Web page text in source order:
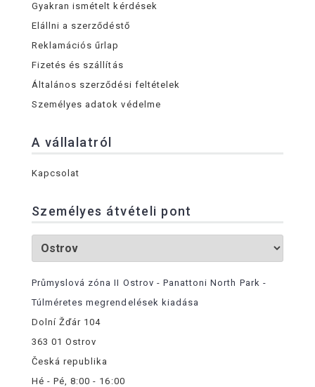
Gyakran ismételt kérdések
Elállni a szerződéstő
Reklamációs űrlap
Fizetés és szállítás
Általános szerződési feltételek
Személyes adatok védelme
A vállalatról
Kapcsolat
Személyes átvételi pont
Průmyslová zóna II Ostrov - Panattoni North Park -
Túlméretes megrendelések kiadása
Dolní Žďár 104
363 01 Ostrov
Česká republika
Hé - Pé, 8:00 - 16:00